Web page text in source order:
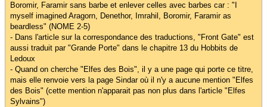
Boromir, Faramir sans barbe et enlever celles avec barbes car : "I
myself imagined Aragorn, Denethor, Imrahil, Boromir, Faramir as
beardless" (NOME 2-5)
- Dans l'article sur la correspondance des traductions, "Front Gate" est
aussi traduit par "Grande Porte" dans le chapitre 13 du Hobbits de
Ledoux
- Quand on cherche "Elfes des Bois", il y a une page qui porte ce titre,
mais elle renvoie vers la page Sindar où il n'y a aucune mention "Elfes
des Bois" (cette mention n'apparait pas non plus dans l'article "Elfes
Sylvains")